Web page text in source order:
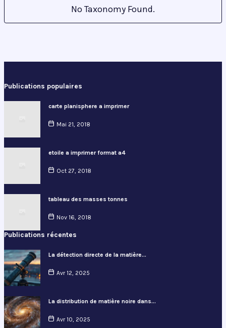
No Taxonomy Found.
Publications populaires
carte planisphere a imprimer
Mai 21, 2018
etoile a imprimer format a4
Oct 27, 2018
tableau des masses tonnes
Nov 16, 2018
Publications récentes
La détection directe de la matière…
Avr 12, 2025
La distribution de matière noire dans…
Avr 10, 2025